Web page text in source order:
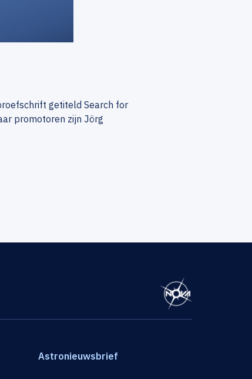
getiteld Search for
promotoren zijn Jörg
Astronieuwsbrief